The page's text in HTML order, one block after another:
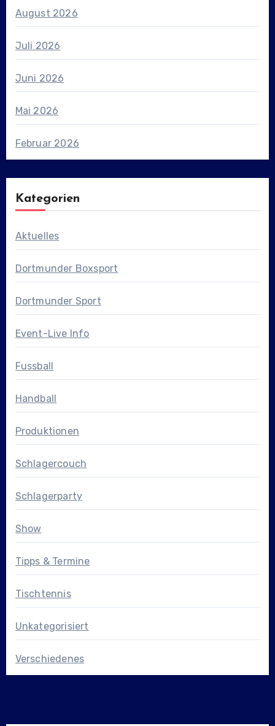
August 2026
Juli 2026
Juni 2026
Mai 2026
Februar 2026
Kategorien
Aktuelles
Dortmunder Boxsport
Dortmunder Sport
Event-Live Info
Fussball
Handball
Produktionen
Schlagercouch
Schlagerparty
Show
Tipps & Termine
Tischtennis
Unkategorisiert
Verschiedenes